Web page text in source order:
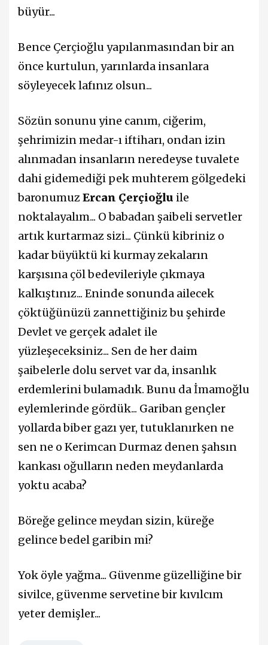
büyür...
Bence Çerçioğlu yapılanmasından bir an
önce kurtulun, yarınlarda insanlara
söyleyecek lafınız olsun...
Sözün sonunu yine canım, ciğerim,
şehrimizin medar-ı iftiharı, ondan izin
alınmadan insanların neredeyse tuvalete
dahi gidemediği pek muhterem gölgedeki
baronumuzErcan Çerçioğlu ile
noktalayalım... O babadan şaibeli servetler
artık kurtarmaz sizi... Çünkü kibriniz o
kadar büyüktü ki kurmay zekaların
karşısına çöl bedevileriyle çıkmaya
kalkıştınız... Eninde sonunda ailecek
çöktüğünüzü zannettiğiniz bu şehirde
Devlet ve gerçek adalet ile
yüzleşeceksiniz... Sen de her daim
şaibelerle dolu servet var da, insanlık
erdemlerini bulamadık. Bunu da İmamoğlu
eylemlerinde gördük... Gariban gençler
yollarda biber gazı yer, tutuklanırken ne
sen ne o Kerimcan Durmaz denen şahsın
kankası oğulların neden meydanlarda
yoktu acaba?
Böreğe gelince meydan sizin, küreğe
gelince bedel garibin mi?
Yok öyle yağma... Güvenme güzelliğine bir
sivilce, güvenme servetine bir kıvılcım
yeter demişler...